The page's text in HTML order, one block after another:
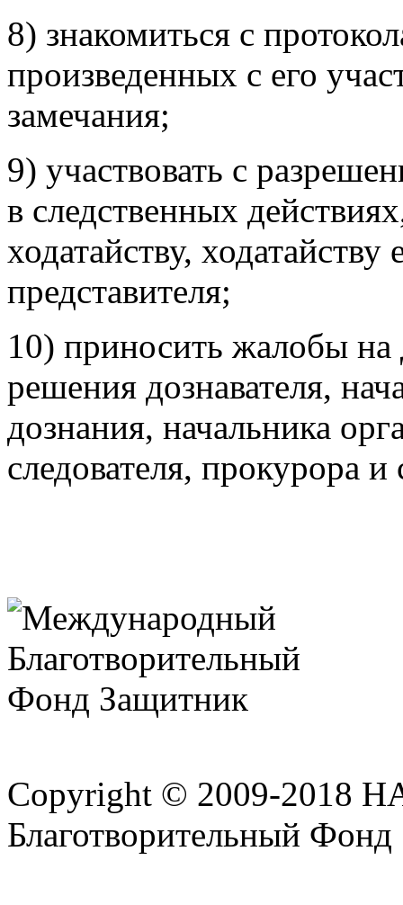
8) знакомиться с
произведенных с его
замечания;
9) участвовать с
в следственных
ходатайству,
представителя;
10) приносить жалобы на
решения дознавателя,
дознания, начальника
следователя, прокурора и
Copyright © 2009-2018
Благотворительный